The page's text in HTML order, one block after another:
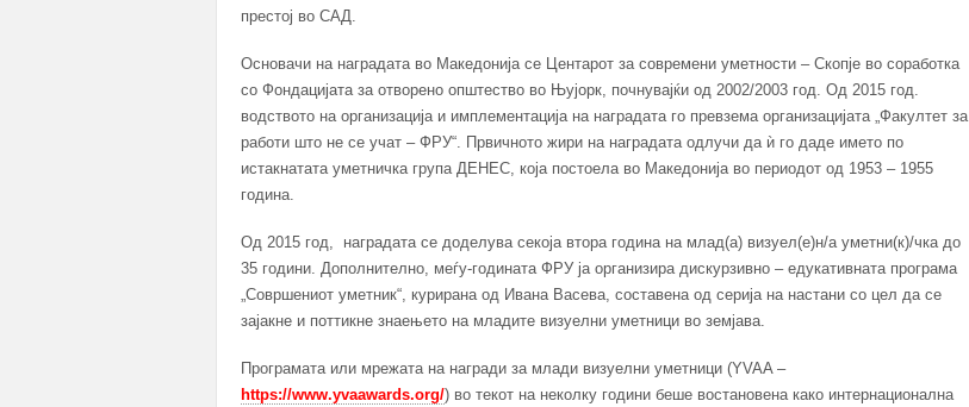
престој во САД.
Основачи на наградата во Македонија се Центарот за современи уметности – Скопје во соработка
со Фондацијата за отворено општество во Њујорк, почнувајќи од 2002/2003 год. Од 2015 год.
водството на организација и имплементација на наградата го превзема организацијата „Факултет за
работи што не се учат – ФРУ“. Првичното жири на наградата одлучи да ѝ го даде името по
истакнатата уметничка група ДЕНЕС, која постоела во Македонија во периодот од 1953 – 1955
година.
Од 2015 год, наградата се доделува секоја втора година на млад(а) визуел(е)н/а уметни(к)/чка до
35 години. Дополнително, меѓу-годината ФРУ ја организира дискурзивно – едукативната програма
„Совршениот уметник“, курирана од Ивана Васева, составена од серија на настани со цел да се
зајакне и поттикне знаењето на младите визуелни уметници во земјава.
Програмата или мрежата на награди за млади визуелни уметници (YVAA –
https://www.yvaawards.org/) во текот на неколку години беше востановена како интернационална